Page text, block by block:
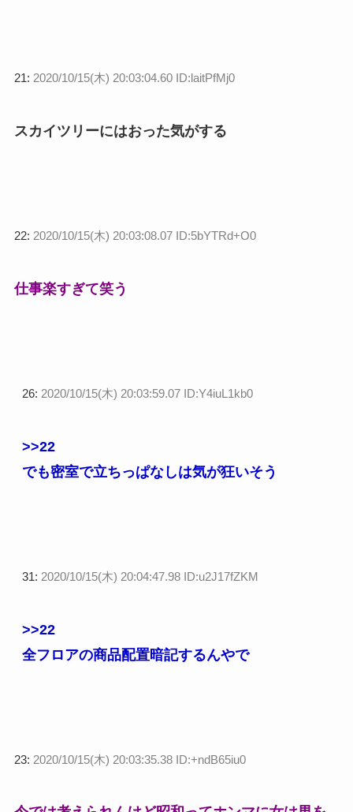
21: 2020/10/15(木) 20:03:04.60 ID:laitPfMj0
スカイツリーにはおった気がする
22: 2020/10/15(木) 20:03:08.07 ID:5bYTRd+O0
仕事楽すぎて笑う
26: 2020/10/15(木) 20:03:59.07 ID:Y4iuL1kb0
>>22
でも密室で立ちっぱなしは気が狂いそう
31: 2020/10/15(木) 20:04:47.98 ID:u2J17fZKM
>>22
全フロアの商品配置暗記するんやで
23: 2020/10/15(木) 20:03:35.38 ID:+ndB65iu0